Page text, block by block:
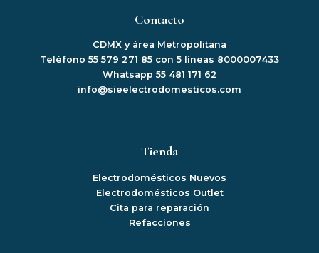
Contacto
CDMX y área Metropolitana
Teléfono 55 579 271 85 con 5 líneas 8000007433
Whatsapp 55 481 171 62
info@sieelectrodomesticos.com
Tienda
Electrodomésticos Nuevos
Electrodomésticos Outlet
Cita para reparación
Refacciones